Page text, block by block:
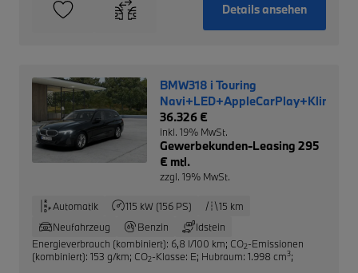
Details ansehen
BMW318 i Touring
36.326 €
inkl. 19% MwSt.
Gewerbekunden-Leasing 295
€ mtl.
zzgl. 19% MwSt.
Automatik 115 kW (156 PS)
15 km
Neufahrzeug
Benzin
Idstein
Energieverbrauch (kombiniert): 6,8 l/100 km; CO2-Emissionen
(kombiniert): 153 g/km; CO2-Klasse: E; Hubraum: 1.998 cm3;